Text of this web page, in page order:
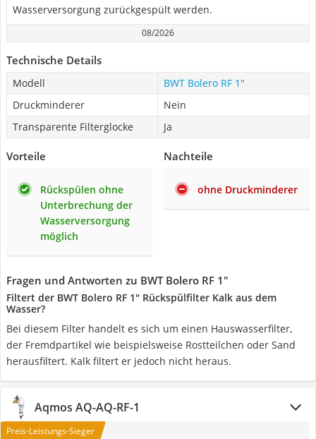
Wasserversorgung zurückgespült werden.
08/2026
Technische Details
Modell
BWT Bolero RF 1"
Druckminderer
Nein
Transparente Filterglocke
Ja
Vorteile
Rückspülen ohne
Unterbrechung der
Wasserversorgung
möglich
Nachteile
ohne Druckminderer
Fragen und Antworten zu BWT Bolero RF 1"
Filtert der BWT Bolero RF 1" Rückspülfilter Kalk aus dem
Wasser?
Bei diesem Filter handelt es sich um einen Hauswasserfilter,
der Fremdpartikel wie beispielsweise Rostteilchen oder Sand
herausfiltert. Kalk filtert er jedoch nicht heraus.
Aqmos AQ-AQ-RF-1
Preis-Leistungs-Sieger